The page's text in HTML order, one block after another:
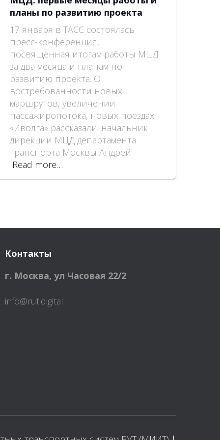
планы по развитию проекта
17 января в ТАСС состоялась
пресс-конференция,
посвященная итогам работы МЦД
за два месяца и планам по
развитию проекта. О
востребованности новых
маршрутов, увеличении
пассажиропотока, новых поездах
«Иволга» рассказали: начальник
дирекции МЦД департамента
транспорта Москвы Андрей
Read more…
Контакты
г. Москва, ул Часовая 22/2
info@rut.digital